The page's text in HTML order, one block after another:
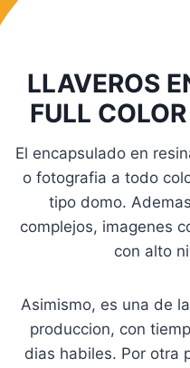
LLAVEROS
FULL
El encapsulado en
o fotografia a todo
tipo domo.
complejos, imagenes
con alto
Asimismo, es una de
produccion, con
dias habiles. Por otra